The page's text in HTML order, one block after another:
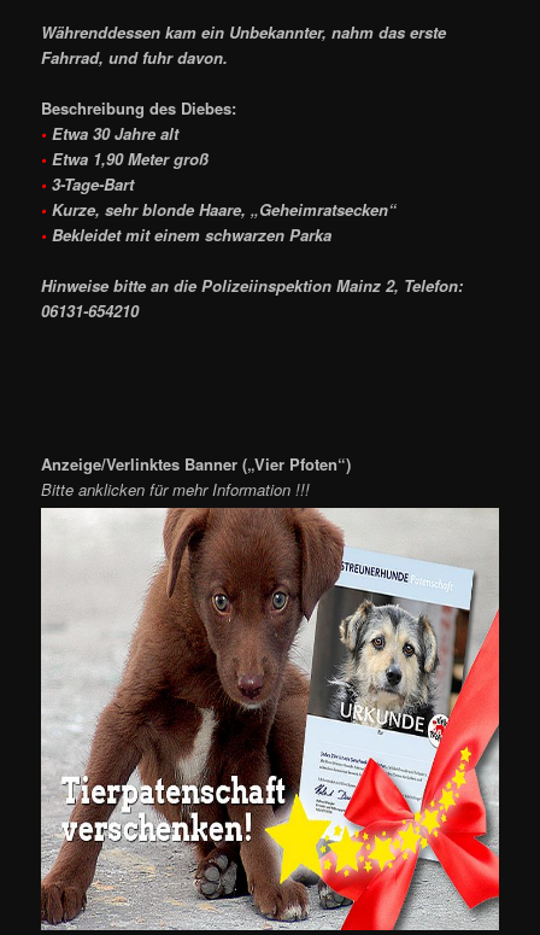
Währenddessen kam ein Unbekannter, nahm das erste
Fahrrad, und fuhr davon.
Beschreibung des Diebes:
• Etwa 30 Jahre alt
• Etwa 1,90 Meter groß
• 3-Tage-Bart
• Kurze, sehr blonde Haare, „Geheimratsecken“
• Bekleidet mit einem schwarzen Parka
Hinweise bitte an die Polizeiinspektion Mainz 2, Telefon:
06131-654210
Anzeige/Verlinktes Banner („Vier Pfoten“)
Bitte anklicken für mehr Information !!!